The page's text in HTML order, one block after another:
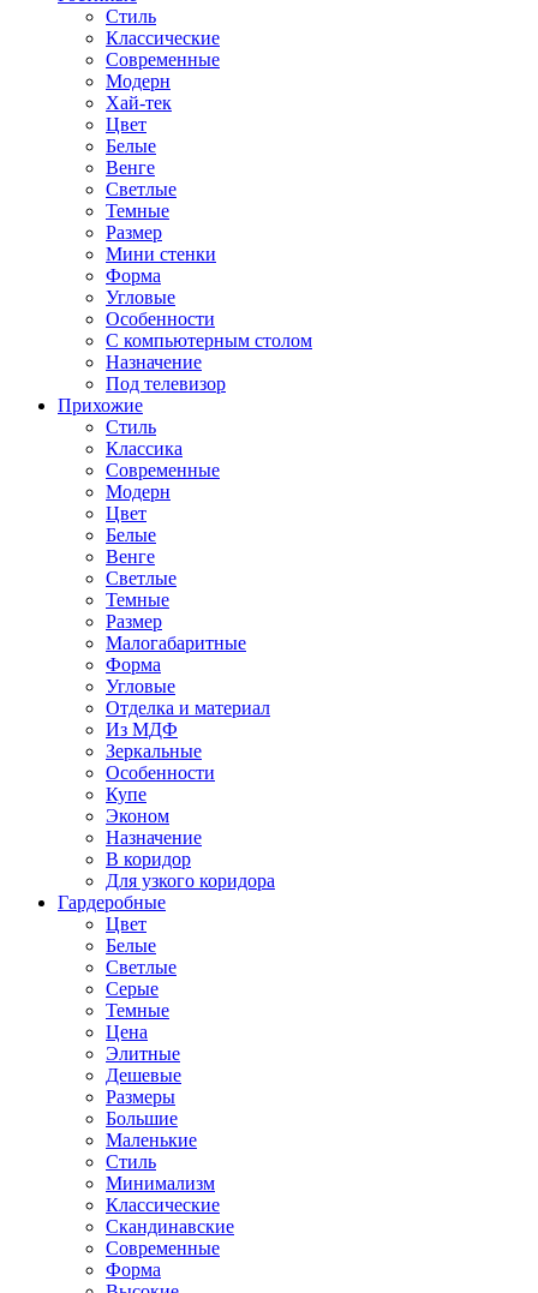
Стиль
Классические
Современные
Модерн
Хай-тек
Цвет
Белые
Венге
Светлые
Темные
Размер
Мини стенки
Форма
Угловые
Особенности
С компьютерным столом
Назначение
Под телевизор
Прихожие
Стиль
Классика
Современные
Модерн
Цвет
Белые
Венге
Светлые
Темные
Размер
Малогабаритные
Форма
Угловые
Отделка и материал
Из МДФ
Зеркальные
Особенности
Купе
Эконом
Назначение
В коридор
Для узкого коридора
Гардеробные
Цвет
Белые
Светлые
Серые
Темные
Цена
Элитные
Дешевые
Размеры
Большие
Маленькие
Стиль
Минимализм
Классические
Скандинавские
Современные
Форма